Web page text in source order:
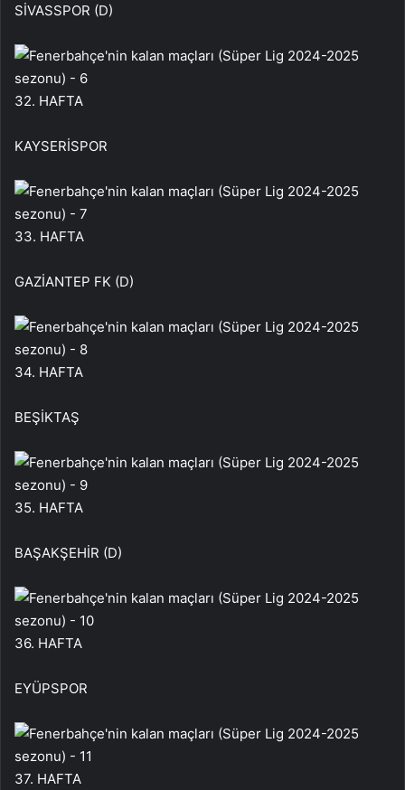
SİVASSPOR (D)
32. HAFTA
KAYSERİSPOR
33. HAFTA
GAZİANTEP FK (D)
34. HAFTA
BEŞİKTAŞ
35. HAFTA
BAŞAKŞEHİR (D)
36. HAFTA
EYÜPSPOR
37. HAFTA